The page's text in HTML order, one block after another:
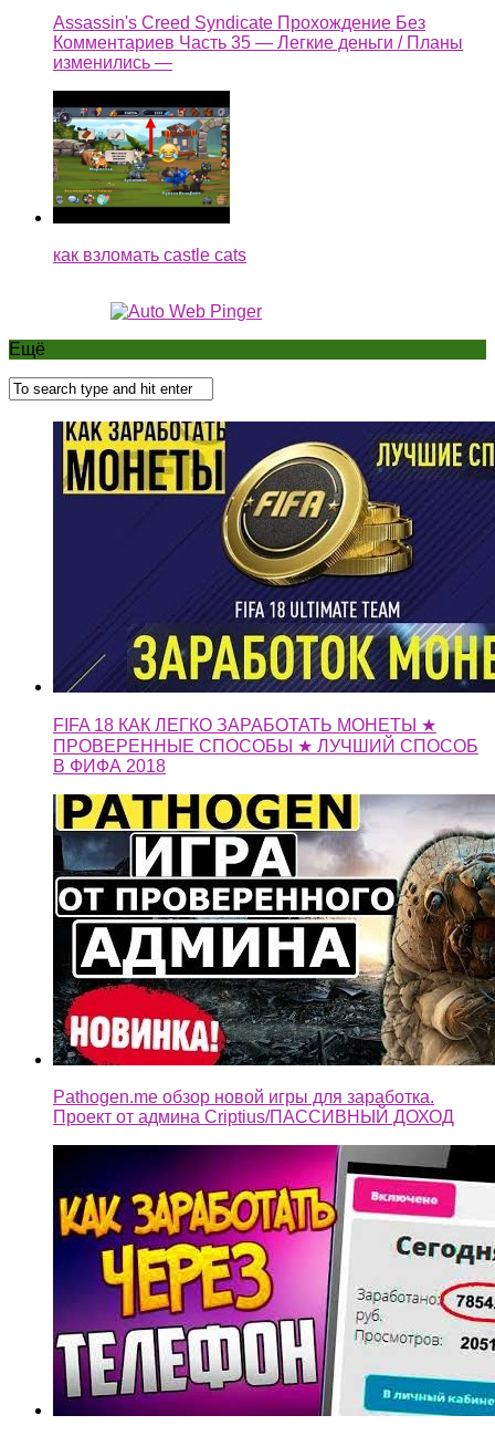
Assassin's Creed Syndicate Прохождение Без
Комментариев Часть 35 — Легкие деньги / Планы
изменились —
как взломать castle cats
Ещё
FIFA 18 КАК ЛЕГКО ЗАРАБОТАТЬ МОНЕТЫ ★
ПРОВЕРЕННЫЕ СПОСОБЫ ★ ЛУЧШИЙ СПОСОБ
В ФИФА 2018
Pathogen.me обзор новой игры для заработка.
Проект от админа Criptius/ПАССИВНЫЙ ДОХОД